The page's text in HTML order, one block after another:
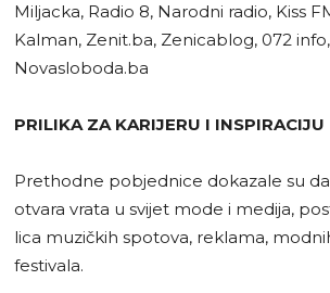
Miljacka, Radio 8, Narodni radio, Kiss
Kalman, Zenit.ba, Zenicablog, 072
Novasloboda.ba
PRILIKA ZA KARIJERU I INSPIRACIJU
Prethodne pobjednice dokazale su
otvara vrata u svijet mode i medija,
lica muzičkih spotova, reklama,
festivala.